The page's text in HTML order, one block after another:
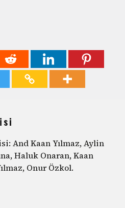
And Kaan Yılmaz, Aylin
Haluk Onaran, Kaan
Onur Özkol.